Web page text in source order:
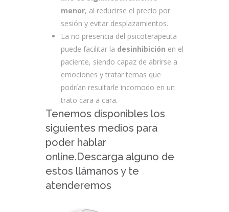
menor, al reducirse el precio por
sesión y evitar desplazamientos.
La no presencia del psicoterapeuta
puede facilitar la desinhibición en el
paciente, siendo capaz de abrirse a
emociones y tratar temas que
podrían resultarle incomodo en un
trato cara a cara.
Tenemos disponibles los
siguientes medios para
poder hablar
online.Descarga alguno de
estos llámanos y te
atenderemos